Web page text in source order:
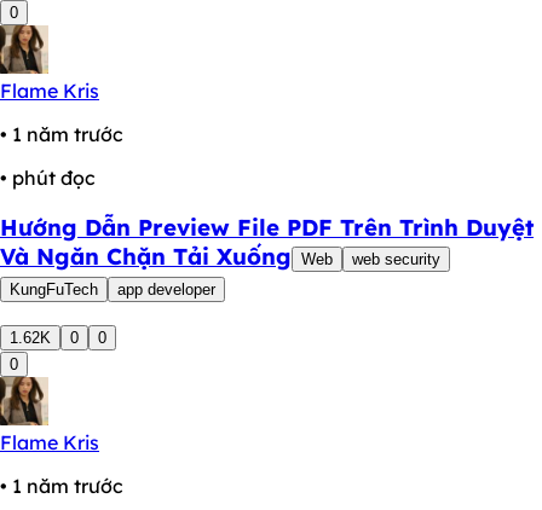
0
Flame Kris
• 1 năm trước
• phút đọc
Hướng Dẫn Preview File PDF Trên Trình Duyệt
Và Ngăn Chặn Tải Xuống Web
web security
KungFuTech
app developer
1.62K 0
0
0
Flame Kris
• 1 năm trước